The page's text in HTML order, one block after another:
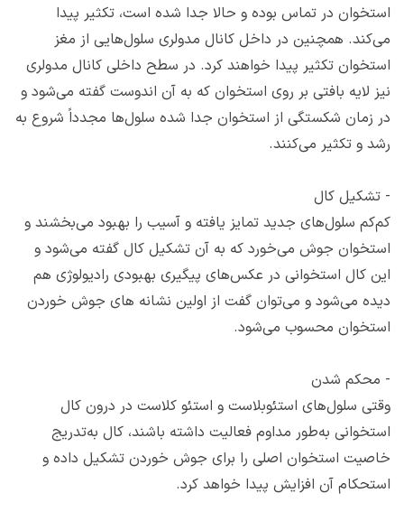
استخوان در تماس بوده و حالا جدا شده است، تکثیر پیدا
می‌کند. همچنین در داخل کانال مدولری سلول‌هایی از مغز
استخوان تکثیر پیدا خواهند کرد. در سطح داخلی کانال مدولری
نیز لایه بافتی بر روی استخوان که به آن اندوست گفته می‌شود و
در زمان شکستگی از استخوان جدا شده سلول‌ها مجدداً شروع به
رشد و تکثیر می‌کنند.
- تشکیل کال
کم‌کم سلول‌های جدید تمایز یافته و آسیب را بهبود می‌بخشند و
استخوان جوش می‌خورد که به آن تشکیل کال گفته می‌شود و
این کال استخوانی در عکس‌های پیگیری بهبودی رادیولوژی هم
دیده می‌شود و می‌توان گفت از اولین نشانه های جوش خوردن
استخوان محسوب می‌شود.
- محکم شدن
وقتی سلول‌های استئوبلاست و استئو کلاست در درون کال
استخوانی به‌طور مداوم فعالیت داشته باشند، کال به‌تدریج
خاصیت استخوان اصلی را برای جوش خوردن تشکیل داده و
استحکام آن افزایش پیدا خواهد کرد.